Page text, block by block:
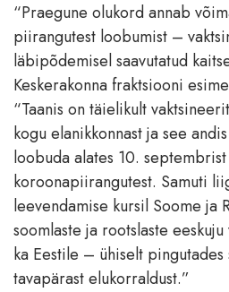
“Praegune olukord annab
piirangutest loobumist –
läbipõdemisel saavutatud
Keskerakonna fraktsiooni
“Taanis on täielikult
kogu elanikkonnast ja see
loobuda alates 10.
koroonapiirangutest. Samuti
leevendamise kursil Soome ja
soomlaste ja rootslaste
ka Eestile – ühiselt pingutades
tavapärast elukorraldust.”